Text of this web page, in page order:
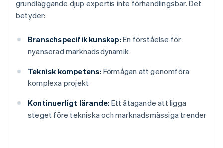
grundläggande djup expertis inte förhandlingsbar. Det
betyder:
Branschspecifik kunskap: En förståelse för
nyanserad marknadsdynamik
Teknisk kompetens: Förmågan att genomföra
komplexa projekt
Kontinuerligt lärande: Ett åtagande att ligga
steget före tekniska och marknadsmässiga trender